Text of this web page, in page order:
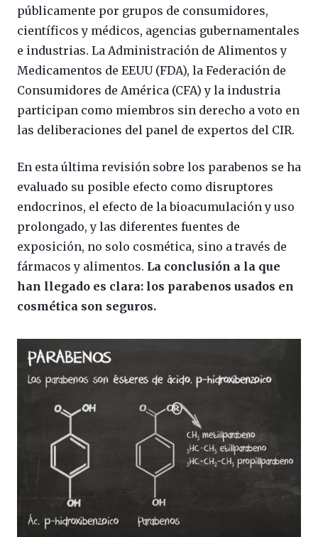
públicamente por grupos de consumidores,
científicos y médicos, agencias gubernamentales
e industrias. La Administración de Alimentos y
Medicamentos de EEUU (FDA), la Federación de
Consumidores de América (CFA) y la industria
participan como miembros sin derecho a voto en
las deliberaciones del panel de expertos del CIR.
En esta última revisión sobre los parabenos se ha
evaluado su posible efecto como disruptores
endocrinos, el efecto de la bioacumulación y uso
prolongado, y las diferentes fuentes de
exposición, no solo cosmética, sino a través de
fármacos y alimentos. La conclusión a la que
han llegado es clara: los parabenos usados en
cosmética son seguros.